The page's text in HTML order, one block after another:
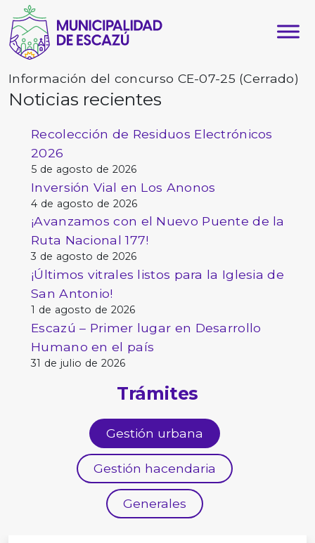
Información del concurso CE-07-25 (Cerrado)
Noticias recientes
Recolección de Residuos Electrónicos
2026
5 de agosto de 2026
Inversión Vial en Los Anonos
4 de agosto de 2026
¡Avanzamos con el Nuevo Puente de la
Ruta Nacional 177!
3 de agosto de 2026
¡Últimos vitrales listos para la Iglesia de
San Antonio!
1 de agosto de 2026
Escazú – Primer lugar en Desarrollo
Humano en el país
31 de julio de 2026
Trámites
Gestión urbana
Gestión hacendaria
Generales